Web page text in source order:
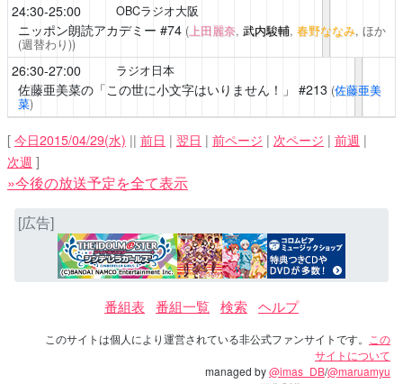
24:30-25:00
OBCラジオ大阪
ニッポン朗読アカデミー #74 (上田麗奈, 武内駿輔, 春野ななみ, ほか
(週替わり))
26:30-27:00 ラジオ日本
佐藤亜美菜の「この世に小文字はいりません！」 #213 (佐藤亜美
菜)
[ 今日2015/04/29(水) || 前日 | 翌日 | 前ページ | 次ページ | 前週 |
次週 ]
»今後の放送予定を全て表示
[広告]
番組表 番組一覧 検索 ヘルプ
このサイトは個人により運営されている非公式ファンサイトです。 この
サイトについて
managed by@imas_DB/@maruamyu